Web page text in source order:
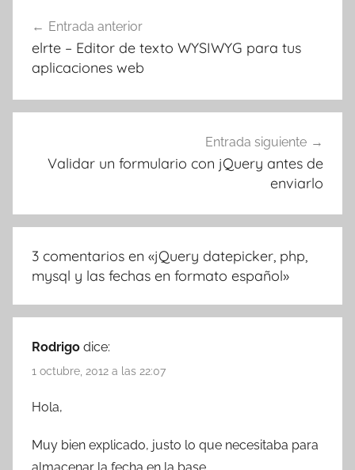
de
entradas
Entrada anterior
elrte – Editor de texto WYSIWYG para tus
aplicaciones web
Entrada siguiente
Validar un formulario con jQuery antes de
enviarlo
3 comentarios en «jQuery datepicker, php,
mysql y las fechas en formato español»
Rodrigo dice:
1 octubre, 2012 a las 22:07
Hola,
Muy bien explicado, justo lo que necesitaba para
almacenar la fecha en la base.